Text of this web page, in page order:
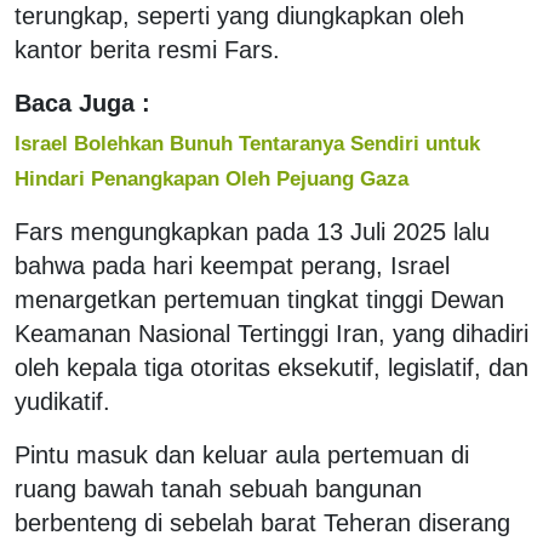
terungkap, seperti yang diungkapkan oleh
kantor berita resmi Fars.
Baca Juga :
Israel Bolehkan Bunuh Tentaranya Sendiri untuk
Hindari Penangkapan Oleh Pejuang Gaza
Fars mengungkapkan pada 13 Juli 2025 lalu
bahwa pada hari keempat perang, Israel
menargetkan pertemuan tingkat tinggi Dewan
Keamanan Nasional Tertinggi Iran, yang dihadiri
oleh kepala tiga otoritas eksekutif, legislatif, dan
yudikatif.
Pintu masuk dan keluar aula pertemuan di
ruang bawah tanah sebuah bangunan
berbenteng di sebelah barat Teheran diserang